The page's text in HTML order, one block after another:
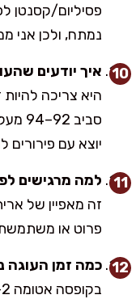
פסיליום/קסנטן
נמתח, ולכן אני
איך יודעים
היא צריכה
יוצא עם
למה מרגישים
זה מאפיין של
פרוט או
כמה זמן